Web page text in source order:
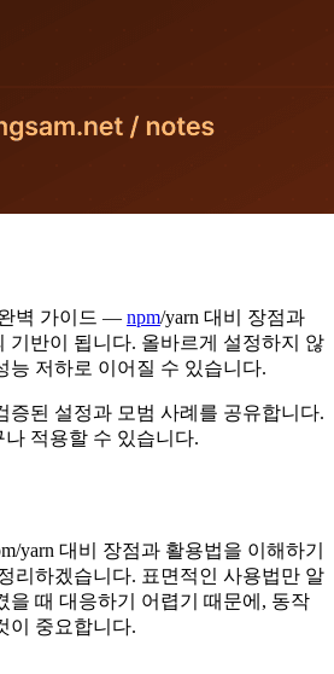
벽 가이드 — npm/yarn 대비 장점과
기반이 됩니다. 올바르게 설정하지 않
능 저하로 이어질 수 있습니다.
증된 설정과 모범 사례를 공유합니다.
적용할 수 있습니다.
yarn 대비 장점과 활용법을 이해하기
리하겠습니다. 표면적인 사용법만 알
을 때 대응하기 어렵기 때문에, 동작
이 중요합니다.